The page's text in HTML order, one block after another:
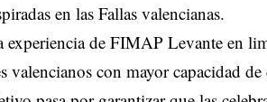
en las Fallas valencianas.
de FIMAP Levante en
valencianos con mayor capacidad